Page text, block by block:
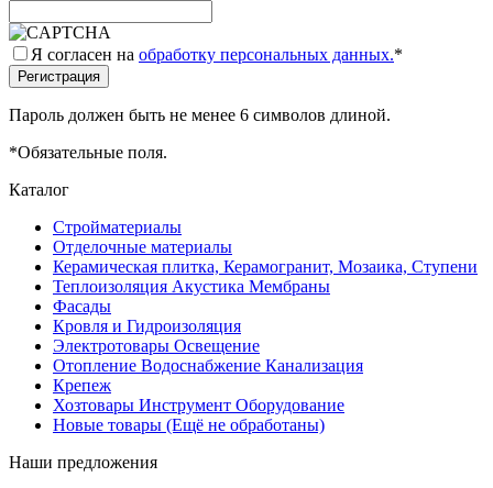
Я согласен на обработку персональных данных.*
Пароль должен быть не менее 6 символов длиной.
*Обязательные поля.
Каталог
Стройматериалы
Отделочные материалы
Керамическая плитка, Керамогранит, Мозаика, Ступени
Теплоизоляция Акустика Мембраны
Фасады
Кровля и Гидроизоляция
Электротовары Освещение
Отопление Водоснабжение Канализация
Крепеж
Хозтовары Инструмент Оборудование
Новые товары (Ещё не обработаны)
Наши предложения